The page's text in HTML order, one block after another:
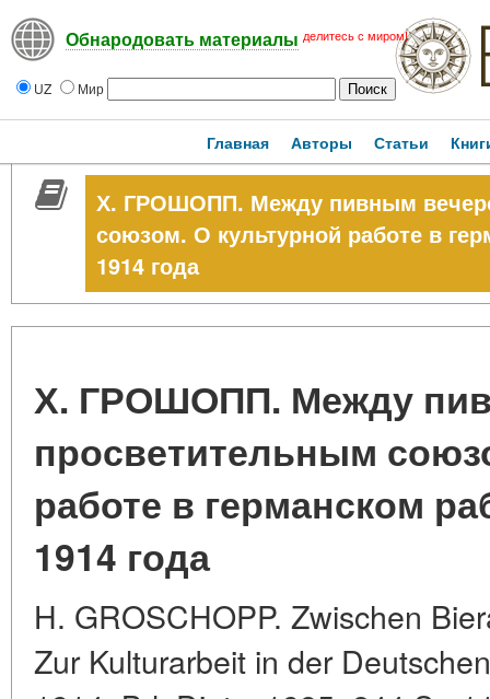
Обнародовать материалы делитесь с миром!
UZ Мир
Главная Авторы Статьи
Х. ГРОШОПП. Между пивным
союзом. О культурной работе в
1914 года
Х. ГРОШОПП. Между
просветительным
работе в германском
1914 года
H. GROSCHOPP. Zwischen
Zur Kulturarbeit in der